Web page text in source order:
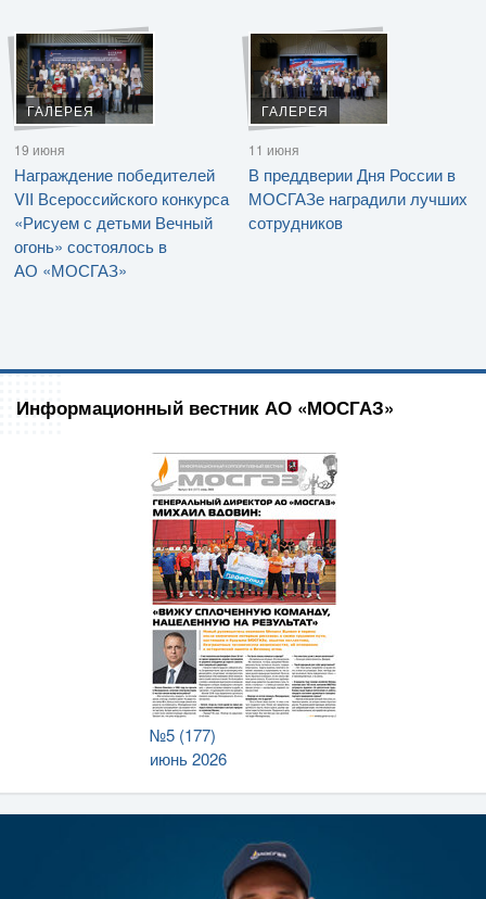
ГАЛЕРЕЯ
19 июня
Награждение победителей
VII Всероссийского конкурса
«Рисуем с детьми Вечный
огонь» состоялось в
АО «МОСГАЗ»
ГАЛЕРЕЯ
11 июня
В преддверии Дня России в
МОСГАЗе наградили лучших
сотрудников
Информационный вестник АО «МОСГАЗ»
№5 (177)
июнь 2026